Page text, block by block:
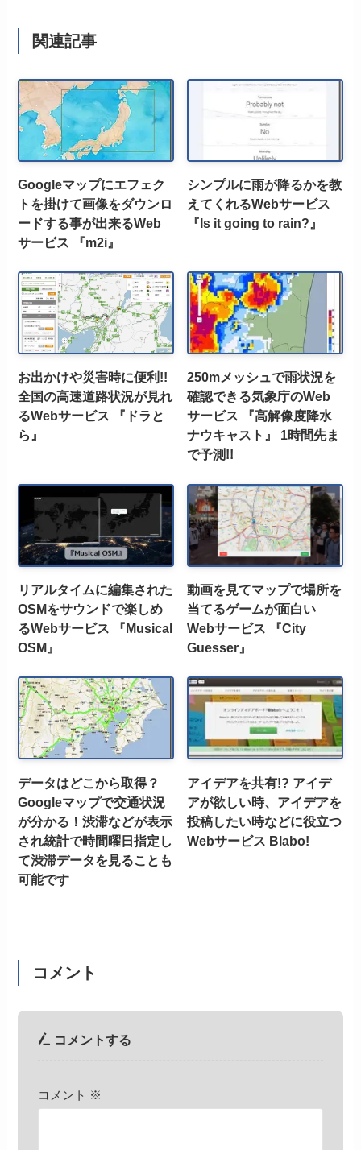
関連記事
Googleマップにエフェク
トを掛けて画像をダウンロ
ードする事が出来るWeb
サービス 『m2i』
シンプルに雨が降るかを教
えてくれるWebサービス
『Is it going to rain?』
お出かけや災害時に便利!!
全国の高速道路状況が見れ
るWebサービス 『ドラと
ら』
250mメッシュで雨状況を
確認できる気象庁のWeb
サービス 『高解像度降水
ナウキャスト』 1時間先ま
で予測!!
リアルタイムに編集された
OSMをサウンドで楽しめ
るWebサービス 『Musical
OSM』
動画を見てマップで場所を
当てるゲームが面白い
Webサービス 『City
Guesser』
データはどこから取得？
Googleマップで交通状況
が分かる！渋滞などが表示
され統計で時間曜日指定し
て渋滞データを見ることも
可能です
アイデアを共有!? アイデ
アが欲しい時、アイデアを
投稿したい時などに役立つ
Webサービス Blabo!
コメント
コメントする
コメント ※